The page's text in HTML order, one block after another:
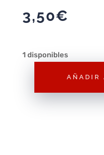
3,50€
1 disponibles
AÑADIR